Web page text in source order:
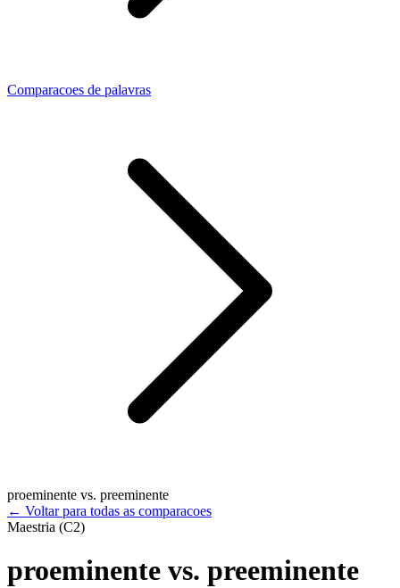
Comparacoes de palavras
proeminente vs. preeminente
← Voltar para todas as comparacoes
Maestria (C2)
proeminente vs. preeminente